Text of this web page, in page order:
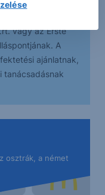
személyes
vagy az Erste
A
ajánlatnak,
tanácsadásnak
osztrák, a német